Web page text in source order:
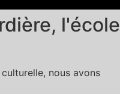
l'école
nous avons